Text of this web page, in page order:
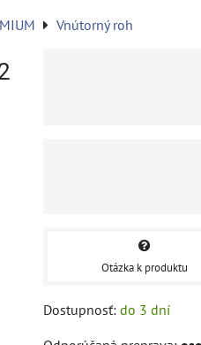
Vnútorný roh
Otázka k produktu
Dostupnosť: do 3 dní